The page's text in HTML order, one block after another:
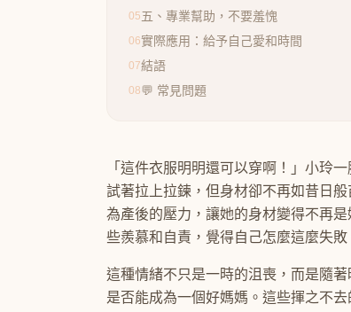
05五、專業幫助，不要羞愧
06實際應用：給予自己愛和時間
07結語
08💬 常見問題
「這件衣服明明還可以穿啊！」小玲
試著拉上拉鍊，但身材卻不再如昔日
為產後的壓力，讓她的身材變得不再
些羨慕和自責，覺得自己怎麼這麼失敗
這種情緒不只是一時的沮喪，而是隨
是否能成為一個好媽媽。這些揮之不